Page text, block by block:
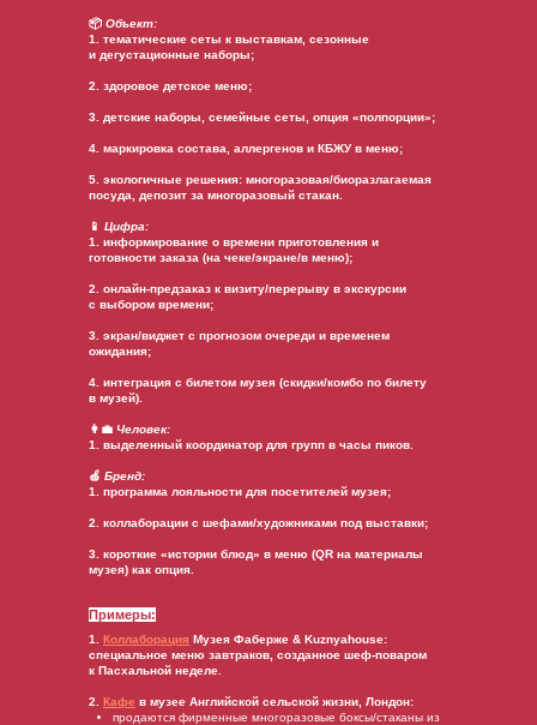
📦 Объект:
1. тематические сеты к выставкам, сезонные
и дегустационные наборы;
2. здоровое детское меню;
3. детские наборы, семейные сеты, опция «полпорции»;
4. маркировка состава, аллергенов и КБЖУ в меню;
5. экологичные решения: многоразовая/биоразлагаемая
посуда, депозит за многоразовый стакан.
📱 Цифра:
1. информирование о времени приготовления и
готовности заказа (на чеке/экране/в меню);
2. онлайн-предзаказ к визиту/перерыву в экскурсии
с выбором времени;
3. экран/виджет с прогнозом очереди и временем
ожидания;
4. интеграция с билетом музея (скидки/комбо по билету
в музей).
👩‍💼 Человек:
1. выделенный координатор для групп в часы пиков.
🍏 Бренд:
1. программа лояльности для посетителей музея;
2. коллаборации с шефами/художниками под выставки;
3. короткие «истории блюд» в меню (QR на материалы
музея) как опция.
1. Коллаборация Музея Фаберже & Kuznyahouse:
специальное меню завтраков, созданное шеф-поваром
к Пасхальной неделе.
2. Кафе в музее Английской сельской жизни, Лондон:
продаются фирменные многоразовые боксы/стаканы из
Примеры: